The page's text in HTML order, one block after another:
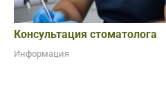
Консультация стоматолога
Информация